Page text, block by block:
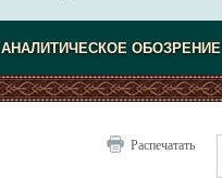
АНАЛИТИЧЕСКОЕ ОБОЗРЕНИЕ
Распечатать